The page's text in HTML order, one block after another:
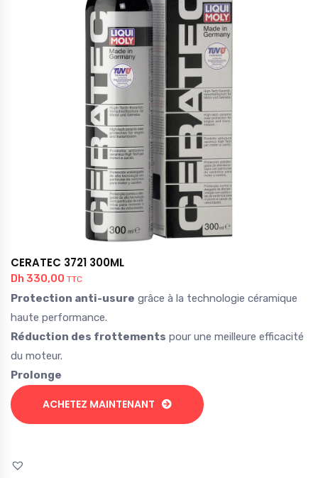
CERATEC 3721 300ML
Dh 330,00 TTC
Protection anti-usure grâce à la technologie céramique
haute performance.
Réduction des frottements pour une meilleure efficacité
du moteur.
Prolonge
ACHETEZ MAINTENANT